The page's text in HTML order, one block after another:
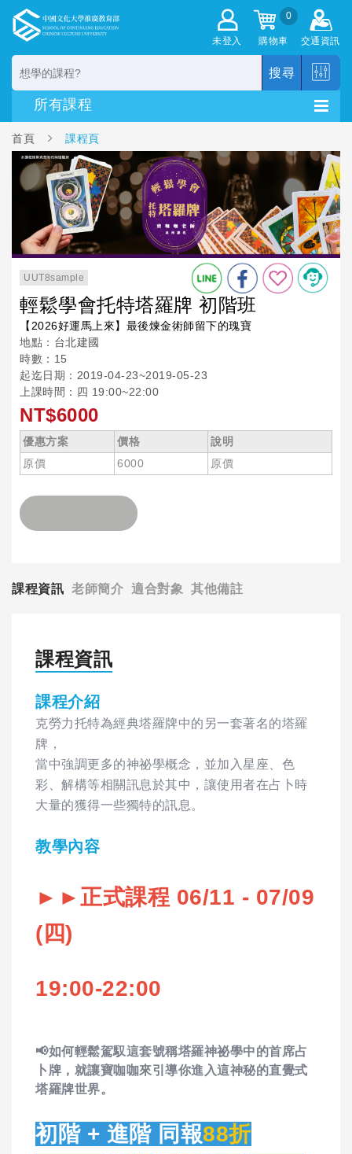
未登入
0
購物車 交通資訊
搜尋
首頁 課程頁
UUT8sample
輕鬆學會托特塔羅牌 初階班
【2026好運馬上來】最後煉金術師留下的瑰寶
地點：台北建國
時數：15
起迄日期：2019-04-23~2019-05-23
上課時間：四 19:00~22:00
NT$6000
優惠方案 價格
說明
原價
6000 原價
課程資訊 老師簡介 適合對象 其他備註
課程資訊
課程介紹
克勞力托特為經典塔羅牌中的另一套著名的塔羅
牌，
當中強調更多的神祕學概念，並加入星座、色
彩、解構等相關訊息於其中，讓使用者在占卜時
大量的獲得一些獨特的訊息。
教學內容
►►正式課程 06/11 - 07/09
(四)
19:00-22:00
📢如何輕鬆駕馭這套號稱塔羅神祕學中的首席占
卜牌，就讓寶咖咖來引導你進入這神秘的直覺式
塔羅牌世界。
初階 + 進階 同報88折